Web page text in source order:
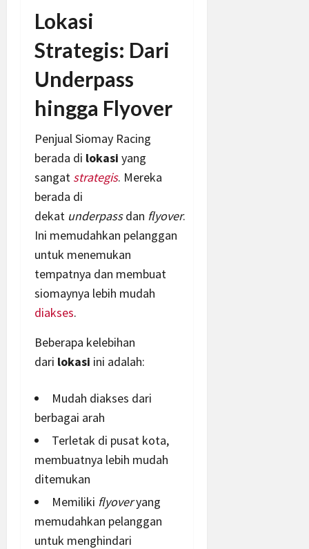
Lokasi
Strategis: Dari
Underpass
hingga Flyover
Penjual Siomay Racing
berada di lokasi yang
sangat strategis. Mereka
berada di
dekat underpassdan flyover.
Ini memudahkan pelanggan
untuk menemukan
tempatnya dan membuat
siomaynya lebih mudah
diakses.
Beberapa kelebihan
dari lokasi ini adalah:
Mudah diakses dari
berbagai arah
Terletak di pusat kota,
membuatnya lebih mudah
ditemukan
Memiliki flyoveryang
memudahkan pelanggan
untuk menghindari